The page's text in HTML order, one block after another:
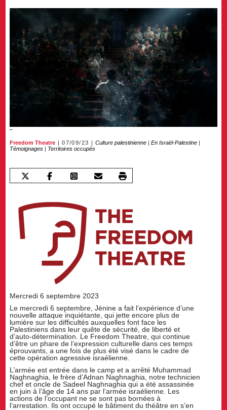
Freedom Theatre 07/09/23 Culture palestinienne |En Israël-Palestine |
Témoignages | Territoires occupés
Mercredi 6 septembre 2023
Le mercredi 6 septembre, Jénine a fait l’expérience d’une
nouvelle attaque inquiétante, qui jette encore plus de
lumière sur les difficultés auxquelles font face les
Palestiniens dans leur quête de sécurité, de liberté et
d’auto-détermination. Le Freedom Theatre, qui continue
d’être un phare de l’expression culturelle dans ces temps
éprouvants, a une fois de plus été visé dans le cadre de
cette opération agressive israélienne.
L’armée est entrée dans le camp et a arrêté Muhammad
Naghnaghia, le frère d’Adnan Naghnaghia, notre technicien
chef et oncle de Sadeel Naghnaghia qui a été assassinée
en juin à l’âge de 14 ans par l’armée israélienne. Les
actions de l’occupant ne se sont pas bornées à
l’arrestation. Ils ont occupé le bâtiment du théâtre en s’en